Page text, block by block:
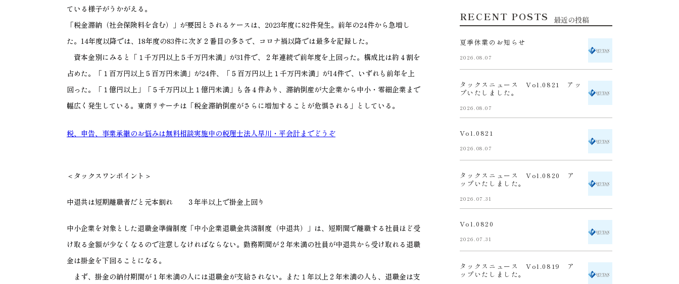
ている様子がうかがえる。
「税金滞納（社会保険料を含む）」が要因とされるケースは、 2023年度に82件発生。前年の24件から急増し
た。 14年度以降では、 18年度の83件に次ぎ２番目の多さで、コロナ禍以降では最多を記録した。
資本金別にみると「１千万円以上５千万円未満」が31件で、２年連続で前年度を上回った。構成比は約４割を
占めた。「１百万円以上５百万円未満」が24件、「５百万円以上１千万円未満」が14件で、いずれも前年を上
回った。「１億円以上」「５千万円以上１億円未満」も各４件あり、滞納倒産が大企業から中小・零細企業 まで
幅広く発生している。東商リサーチは「税金滞納倒産がさらに増加することが危惧される」としている。
税、申告、事業承継のお悩みは無料相談実施中の税理士法人早川・平会計までどうぞ
＜タックスワンポイント＞
中退共は短期離職者だと元本割れ ３年半以上で掛金上回り
中小企業を対象とした退職金準備制度「中小企業退職金共済制度（中退共）」は、短期間で離職する社員ほど受
け取る金額が少なくなるので注意しなければならない。勤務期間が２年未満の社員が中退共から受け取れる退職
金は掛金を下回ることになる。
まず、掛金の納付期間が１年未満の人には退職金が支給されない。また１年以上２年未満の人も、退職金は支
RECENT POSTS 最近の投稿
夏季休業のお知らせ
2026.08.07
タックスニュース Vol.0821 アッ
プいたしました。
2026.08.07
Vol.0821
2026.08.07
タックスニュース Vol.0820 ア
ップいたしました。
2026.07.31
Vol.0820
2026.07.31
タックスニュース Vol.0819 ア
ップいたしました。